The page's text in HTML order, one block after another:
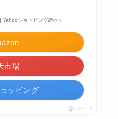
ショッピング調べ）
市場
ッピング
ポチップ